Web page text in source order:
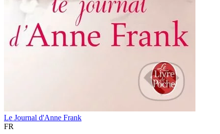
Le Journal d'Anne Frank
FR